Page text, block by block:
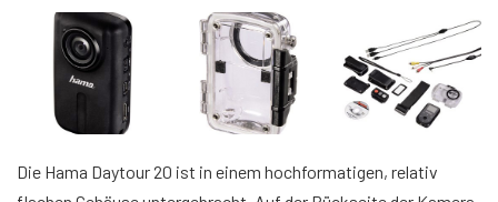
Die Hama Daytour 20 ist in einem hochformatigen, relativ